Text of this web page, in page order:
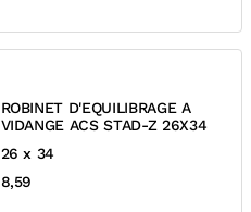
ROBINET D'EQUILIBRAGE A
VIDANGE ACS STAD-Z 26X34
26 x 34
8,59